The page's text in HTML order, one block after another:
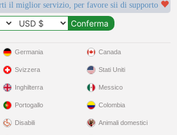
il miglior servizio, per favore sii di supporto
Germania
Svizzera
Inghilterra
Portogallo
Disabili
Canada
Stati Uniti
Messico
Colombia
Animali domestici